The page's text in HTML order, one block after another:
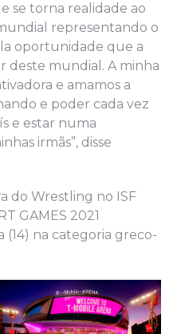
se torna realidade ao
representando o
oportunidade que a
deste mundial. A minha
e amamos a
e poder cada vez
e estar numa
irmãs”, disse
do Wrestling no ISF
GAMES 2021
(14) na categoria greco-